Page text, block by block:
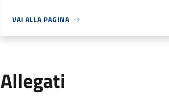
VAI ALLA PAGINA
Allegati